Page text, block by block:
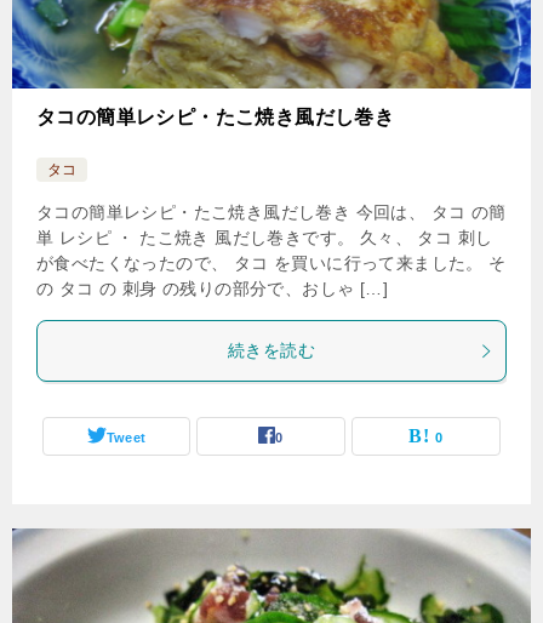
タコの簡単レシピ・たこ焼き風だし巻き
タコ
タコの簡単レシピ・たこ焼き風だし巻き 今回は、 タコ の簡
単 レシピ ・ たこ焼き 風だし巻きです。 久々、 タコ 刺し
が食べたくなったので、 タコ を買いに行って来ました。 そ
の タコ の 刺身 の残りの部分で、おしゃ […]
続きを読む
Tweet 0 0